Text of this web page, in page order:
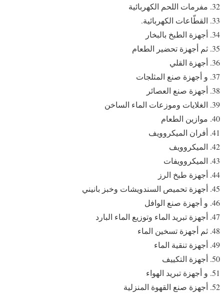
مفرمات اللحم الكهربائية
القطّاعات الكهربائية.
أجهزة الطبخ بالبخار
ثم أجهزة تحضير الطعام
أجهزة القلي
و أجهزة صنع المثلجات
أجهزة صنع العصائر
الغلايات وموزعات الماء الساخن
موازين الطعام
أفران الميكروويف
الميكروويف
الميكروويفات
أجهزة طبخ الرز
أجهزة تحميص السندويشات وخبز بانيني
و أجهزة صنع الوافل
أجهزة تبريد الماء وتوزيع الماء البارد
ثم أجهزة تسخين الماء
أجهزة تنقية الماء
أجهزة التكييف
و أجهزة تبريد الهواء
أجهزة صنع القهوة المنزلية